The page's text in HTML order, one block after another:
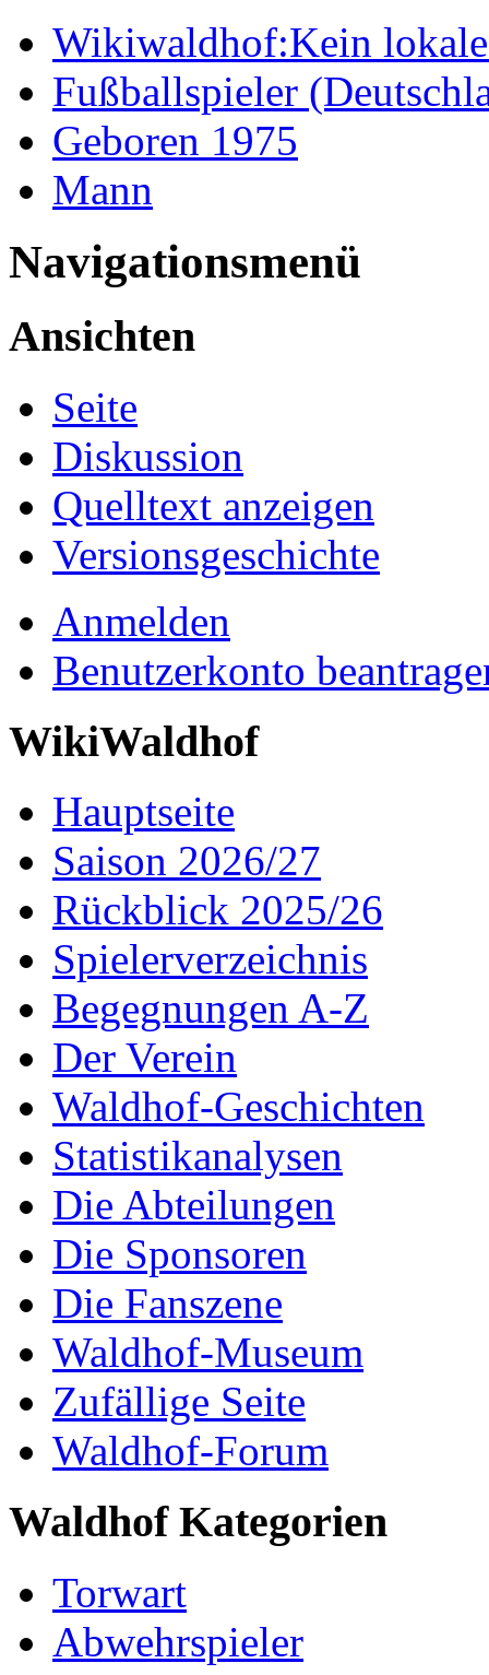
Wikiwaldhof:Kein
Fußballspieler
Geboren 1975
Mann
Navigationsmenü
Ansichten
Seite
Diskussion
Quelltext anzeigen
Versionsgeschichte
Anmelden
Benutzerkonto
WikiWaldhof
Hauptseite
Saison 2026/27
Rückblick 2025/26
Spielerverzeichnis
Begegnungen A-Z
Der Verein
Waldhof-Geschichten
Statistikanalysen
Die Abteilungen
Die Sponsoren
Die Fanszene
Waldhof-Museum
Zufällige Seite
Waldhof-Forum
Waldhof Kategorien
Torwart
Abwehrspieler